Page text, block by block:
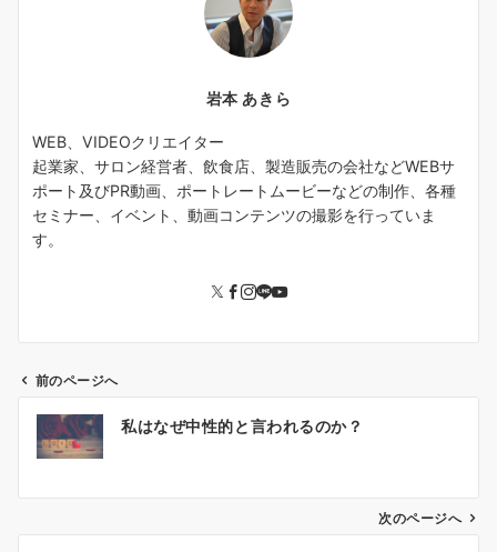
岩本 あきら
WEB、VIDEOクリエイター
起業家、サロン経営者、飲食店、製造販売の会社などWEBサ
ポート及びPR動画、ポートレートムービーなどの制作、各種
セミナー、イベント、動画コンテンツの撮影を行っていま
す。
前のページへ
私はなぜ中性的と言われるのか？
次のページへ